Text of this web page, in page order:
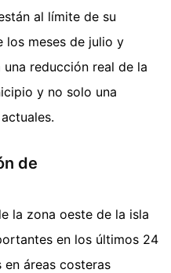
al límite de su
los meses de julio y
reducción real de la
y no solo una
de
la zona oeste de la isla
en los últimos 24
áreas costeras